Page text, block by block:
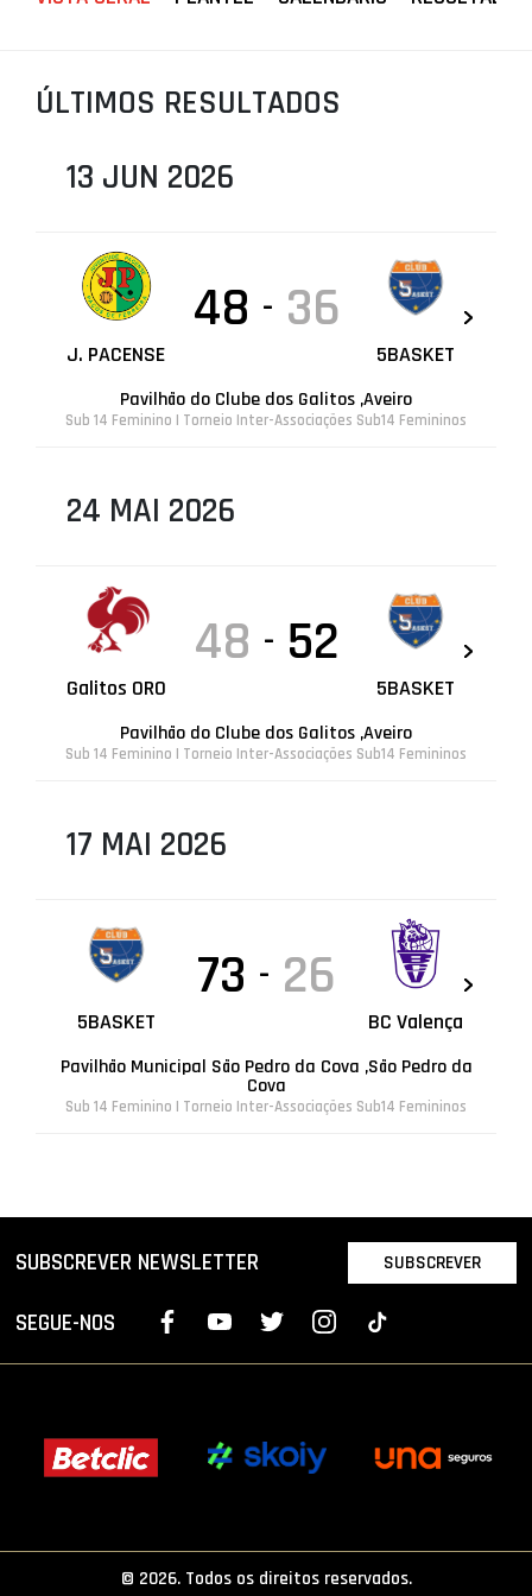
LIGA BETCLIC MASCULINA
LIGA BETCLIC FEMININA
ÚLTIMOS RESULTADOS
13 JUN 2026
J. PACENSE
48 - 36
5BASKET
Pavilhão do Clube dos Galitos ,Aveiro
Sub 14 Feminino | Torneio Inter-Associações Sub14 Femininos
24 MAI 2026
Galitos ORO
48 - 52
5BASKET
Pavilhão do Clube dos Galitos ,Aveiro
Sub 14 Feminino | Torneio Inter-Associações Sub14 Femininos
17 MAI 2026
5BASKET
73 - 26
BC Valença
Pavilhão Municipal São Pedro da Cova ,São Pedro da
Cova
Sub 14 Feminino | Torneio Inter-Associações Sub14 Femininos
SUBSCREVER NEWSLETTER SUBSCREVER
SEGUE-NOS
© 2026. Todos os direitos reservados.